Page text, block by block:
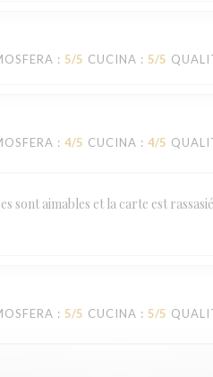
: 5/5 CUCINA : 5/5
: 4/5 CUCINA : 4/5
sont aimables et la carte est
: 5/5 CUCINA : 5/5